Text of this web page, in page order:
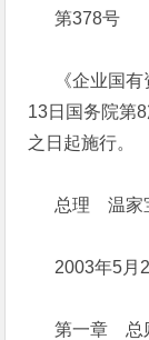
第378号
《企业国有
13日国务院第
之日起施行。
总理 温家
2003年5月
第一章 总